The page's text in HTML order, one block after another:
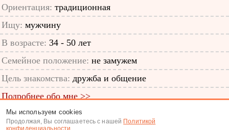
Ориентация: традиционная
Ищу: мужчину
В возрасте: 34 - 50 лет
Семейное положение: не замужем
Цель знакомства: дружба и общение
Подробнее обо мне >>
ID анкеты: 48434846
Мы используем cookies
Продолжая, Вы соглашаетесь с нашей Политикой
конфиденциальности